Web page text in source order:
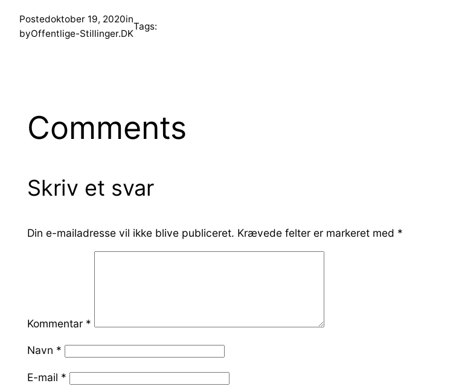
Postedoktober 19, 2020in
byOffentlige-Stillinger.DK
Tags:
Comments
Skriv et svar
Din e-mailadresse vil ikke blive publiceret. Krævede felter er markeret med *
Kommentar *
Navn *
E-mail *